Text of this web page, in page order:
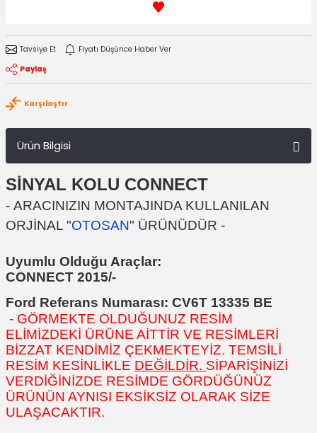
Tavsiye Et
Fiyatı Düşünce Haber Ver
Paylaş
Karşılaştır
Ürün Bilgisi
SİNYAL KOLU CONNECT
- ARACINIZIN MONTAJINDA KULLANILAN
ORJİNAL "OTOSAN" ÜRÜNÜDÜR -
Uyumlu Olduğu Araçlar:
CONNECT 2015/-
Ford Referans Numarası: CV6T 13335 BE
- GÖRMEKTE OLDUĞUNUZ RESİM
ELİMİZDEKİ ÜRÜNE AİTTİR VE RESİMLERİ
BİZZAT KENDİMİZ ÇEKMEKTEYİZ. TEMSİLİ
RESİM KESİNLİKLE DEĞİLDİR. SİPARİŞİNİZİ
VERDİĞİNİZDE RESİMDE GÖRDÜĞÜNÜZ
ÜRÜNÜN AYNISI EKSİKSİZ OLARAK SİZE
ULAŞACAKTIR.